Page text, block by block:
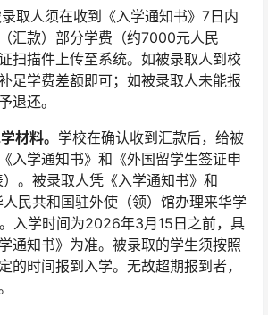
取人须在收到《入学通知书》7日内
汇款）部分学费（约7000元人民
扫描件上传至系统。如被录取人到校
足学费差额即可；如被录取人未能报
退还。
材料。 学校在确认收到汇款后，给被
入学通知书》和《外国留学生签证申
。被录取人凭《入学通知书》和
民共和国驻外使（领）馆办理来华学
入学时间为2026年3月15日之前，具
通知书》为准。被录取的学生须按照
的时间报到入学。无故超期报到者，